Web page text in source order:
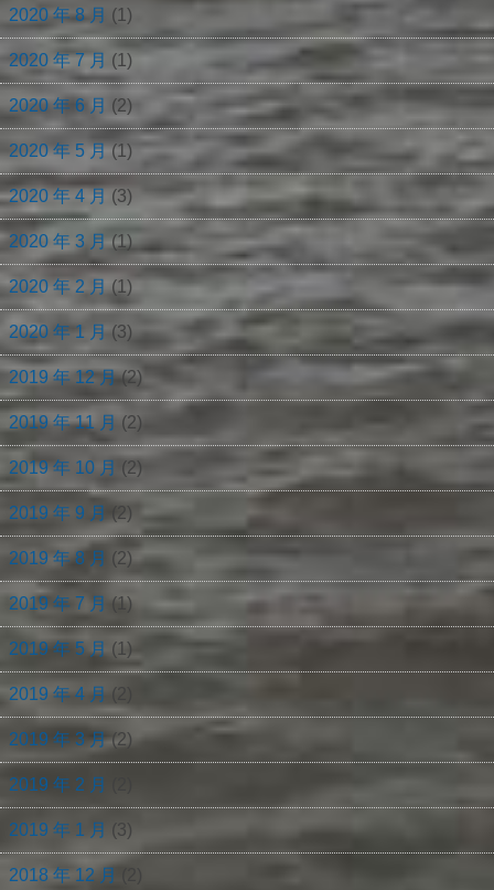
2020 年 8 月 (1)
2020 年 7 月 (1)
2020 年 6 月 (2)
2020 年 5 月(1)
2020 年 4 月 (3)
2020 年 3 月(1)
2020 年 2 月 (1)
2020 年 1 月 (3)
2019 年 12 月(2)
2019 年 11 月 (2)
2019 年 10 月 (2)
2019 年 9 月 (2)
2019 年 8 月 (2)
2019 年 7 月 (1)
2019 年 5 月 (1)
2019 年 4 月 (2)
2019 年 3 月(2)
2019 年 2 月
2019 年 1 月 (3)
2018 年 12 月